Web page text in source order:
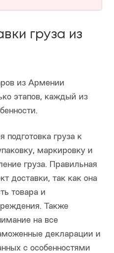
груза из
из Армении
этапов, каждый из
подготовка груза к
маркировку и
груза. Правильная
доставки, так как она
товара и
Также
на все
декларации и
с особенностями